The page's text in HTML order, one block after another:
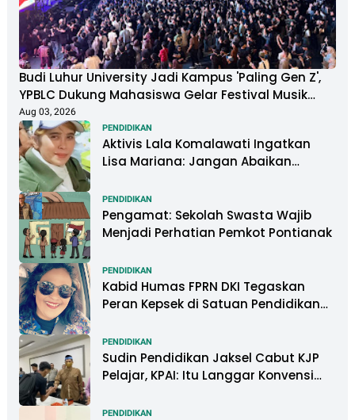
Budi Luhur University Jadi Kampus 'Paling Gen Z',
YPBLC Dukung Mahasiswa Gelar Festival Musik
Berkapasitas Ribuan Penonton
Aug 03, 2026
PENDIDIKAN
Aktivis Lala Komalawati Ingatkan
Lisa Mariana: Jangan Abaikan
DNA
PENDIDIKAN
Pengamat: Sekolah Swasta Wajib
Menjadi Perhatian Pemkot Pontianak
PENDIDIKAN
Kabid Humas FPRN DKI Tegaskan
Peran Kepsek di Satuan Pendidikan
PENDIDIKAN
Sudin Pendidikan Jaksel Cabut KJP
Pelajar, KPAI: Itu Langgar Konvensi
PENDIDIKAN